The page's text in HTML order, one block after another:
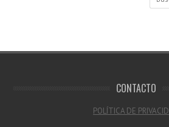
CONTACTO
POLÍTICA DE